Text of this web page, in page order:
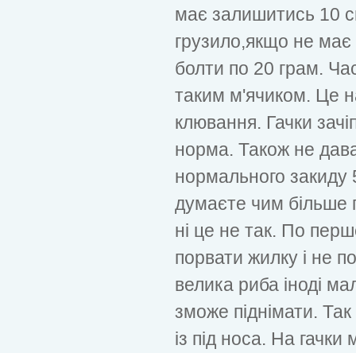
має залишитись 10
грузило,якщо не
болти по 20 грам.
таким м'ячиком. Це
клювання. Гачки
норма. Також не
нормального
думаєте чим більше
ні це не так. По
порвати жилку і не
велика риба іноді
зможе піднімати.
із під носа. На гачки